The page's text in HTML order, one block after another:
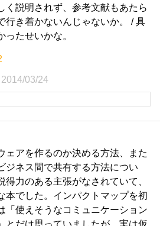
く説明されず、参考文献もあたら
行き着かないんじゃないか。 / 具
ったせいかな。
2014/03/24
ェアを作るのか決める方法、また
ジネス間で共有する方法につい
得力のある主張がなされていて、
本でした。インパクトマップを初
「使えそうなコミュニケーション
とだけ思っていましたが、実は仮